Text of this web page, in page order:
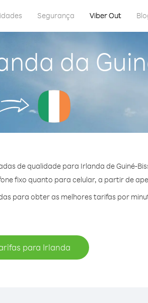
Segurança Viber Out
da
de qualidade para Irlanda de Guiné-
fixo quanto para celular, a partir de
para obter as melhores tarifas por
para Irlanda